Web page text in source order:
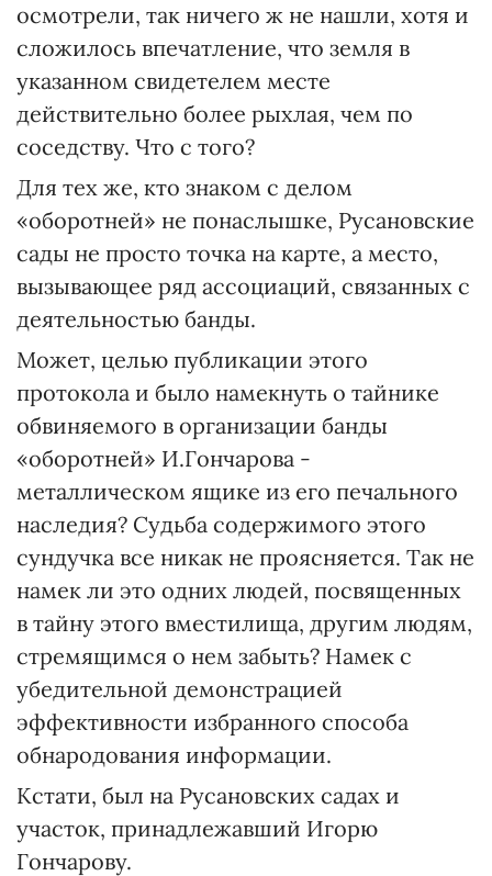
осмотрели, так ничего ж не нашли, хотя и
сложилось впечатление, что земля в
указанном свидетелем месте
действительно более рыхлая, чем по
соседству. Что с того?
Для тех же, кто знаком с делом
«оборотней» не понаслышке, Русановские
сады не просто точка на карте, а место,
вызывающее ряд ассоциаций, связанных с
деятельностью банды.
Может, целью публикации этого
протокола и было намекнуть о тайнике
обвиняемого в организации банды
«оборотней» И.Гончарова -
металлическом ящике из его печального
наследия? Судьба содержимого этого
сундучка все никак не проясняется. Так не
намек ли это одних людей, посвященных
в тайну этого вместилища, другим людям,
стремящимся о нем забыть? Намек с
убедительной демонстрацией
эффективности избранного способа
обнародования информации.
Кстати, был на Русановских садах и
участок, принадлежавший Игорю
Гончарову.